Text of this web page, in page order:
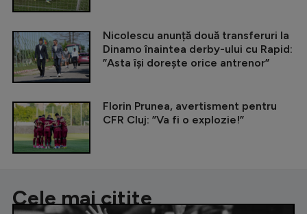
Nicolescu anunță două transferuri la
Dinamo înaintea derby-ului cu Rapid:
”Asta își dorește orice antrenor”
Florin Prunea, avertisment pentru
CFR Cluj: ”Va fi o explozie!”
Cele mai citite